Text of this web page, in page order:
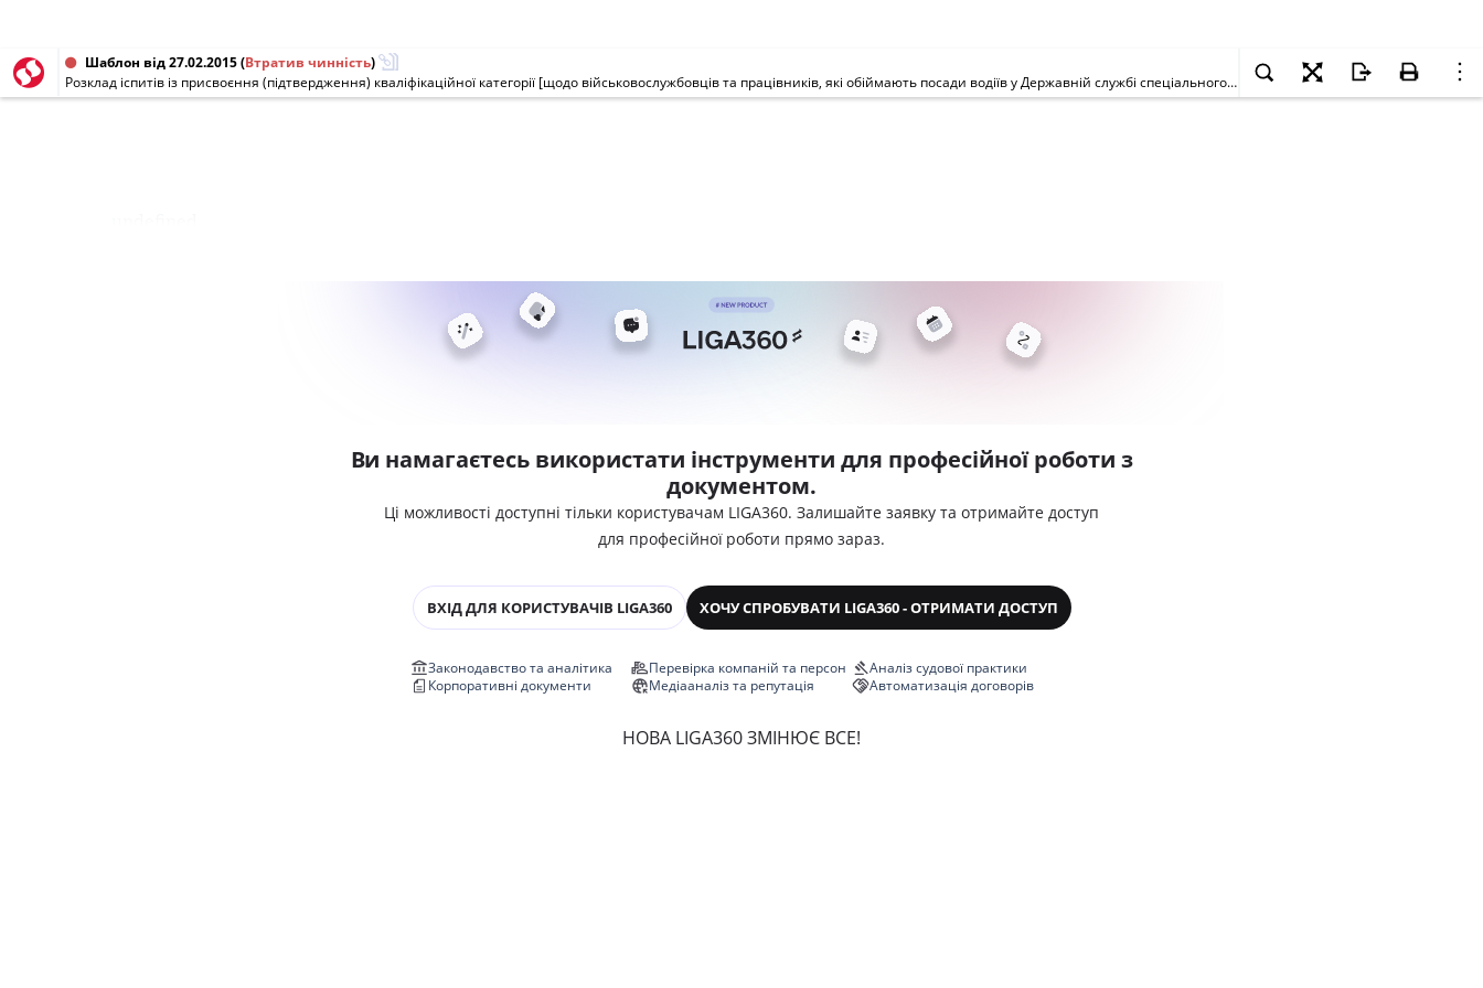
Шаблон від 27.02.2015(Втратив чинність)
Розклад іспитів із присвоєння (підтвердження) кваліфікаційної категорії [щодо військовослужбовців та працівників, які обіймають посади водіїв у Державній службі спеціального зв'язку та захисту інформації України]
Ви намагаєтесь використати інструменти для професійної роботи з
документом.
Ці можливості доступні тільки користувачам LIGA360. Залишайте заявку та отримайте доступ
для професійної роботи прямо зараз.
ВХІД ДЛЯ КОРИСТУВАЧІВ LIGA360 ХОЧУ СПРОБУВАТИ LIGA360 - ОТРИМАТИ ДОСТУП
Законодавство та аналітика
Корпоративні документи
Перевірка компаній та персон
Медіааналіз та репутація
Аналіз судової практики
Автоматизація договорів
НОВА LIGA360 ЗМІНЮЄ ВСЕ!